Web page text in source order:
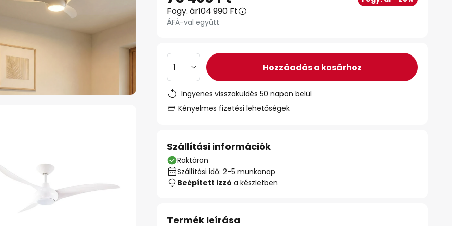
Fogy. ár104 990 Ft
ÁFÁ-val együtt
1 Hozzáadás a kosárhoz
Ingyenes visszaküldés 50 napon belül
Kényelmes fizetési lehetőségek
Szállítási információk
Raktáron
Szállítási idő: 2-5 munkanap
Beépített izzó a készletben
Termék leírása